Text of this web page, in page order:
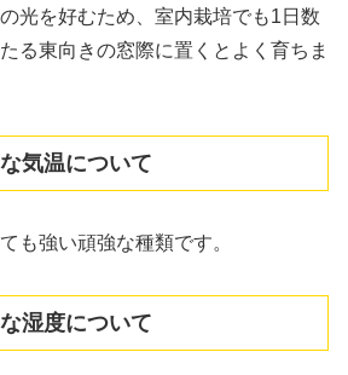
光を好むため、室内栽培でも1日数
る東向きの窓際に置くとよく育ちま
気温について
も強い頑強な種類です。
湿度について